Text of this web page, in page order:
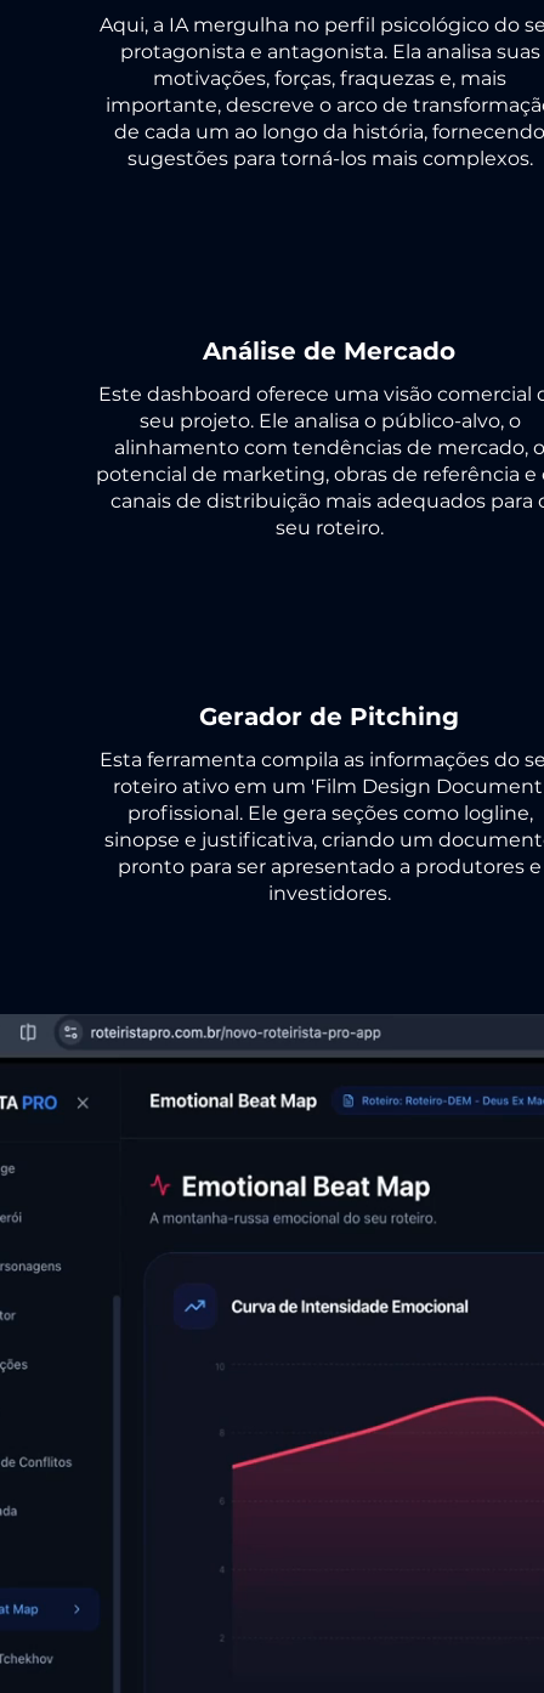
Aqui, a IA mergulha no perfil psicológico do
protagonista e antagonista. Ela analisa suas
motivações, forças, fraquezas e, mais
importante, descreve o arco de
de cada um ao longo da história, fornecendo
sugestões para torná-los mais complexos.
Análise de Mercado
Este dashboard oferece uma visão comercial
seu projeto. Ele analisa o público-alvo, o
alinhamento com tendências de mercado, o
potencial de marketing, obras de referência e
canais de distribuição mais adequados para
seu roteiro.
Gerador de Pitching
Esta ferramenta compila as informações do
roteiro ativo em um 'Film Design
profissional. Ele gera seções como logline,
sinopse e justificativa, criando um
pronto para ser apresentado a produtores e
investidores.